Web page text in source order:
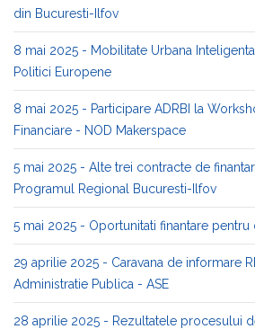
din Bucuresti-Ilfov
8 mai 2025 - Mobilitate Urbana
Politici Europene
8 mai 2025 - Participare ADRBI la
Financiare - NOD Makerspace
5 mai 2025 - Alte trei contracte de
Programul Regional Bucuresti-Ilfov
5 mai 2025 - Oportunitati finantare pentru
29 aprilie 2025 - Caravana de informare
Administratie Publica - ASE
28 aprilie 2025 - Rezultatele procesului